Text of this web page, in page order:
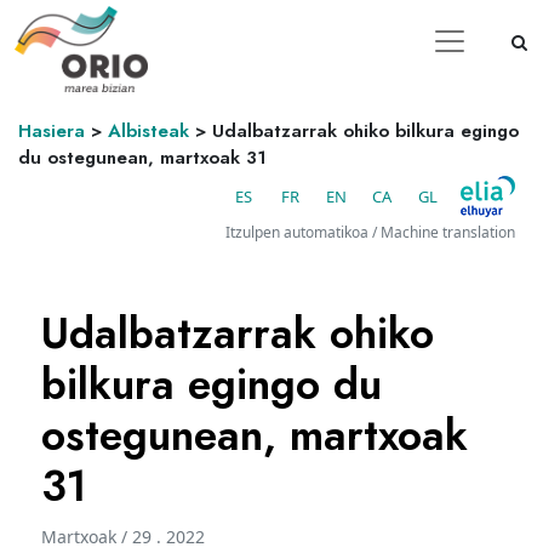
Hasiera > Albisteak > Udalbatzarrak ohiko bilkura egingo
du ostegunean, martxoak 31
ES FR EN CA GL
Itzulpen automatikoa / Machine translation
Udalbatzarrak ohiko
bilkura egingo du
ostegunean, martxoak
31
Martxoak / 29 . 2022